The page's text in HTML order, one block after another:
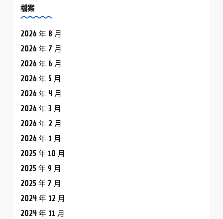
檔案
2026 年 8 月
2026 年 7 月
2026 年 6 月
2026 年 5 月
2026 年 4 月
2026 年 3 月
2026 年 2 月
2026 年 1 月
2025 年 10 月
2025 年 9 月
2025 年 7 月
2024 年 12 月
2024 年 11 月